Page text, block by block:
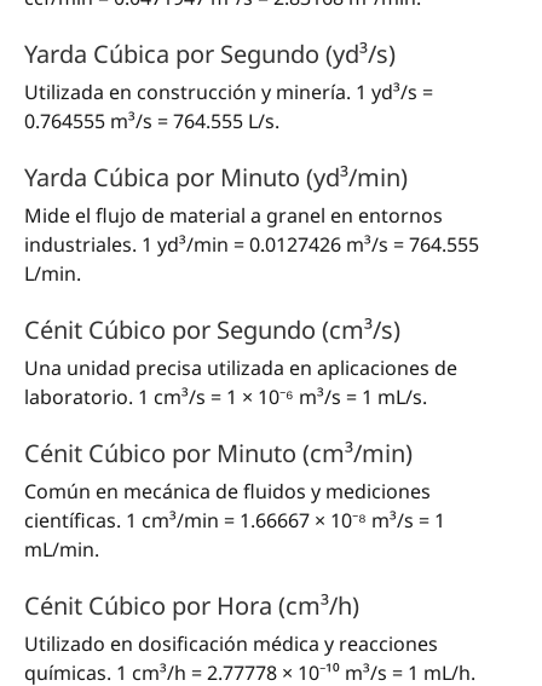
Yarda Cúbica por Segundo (yd³/s)
Utilizada en construcción y minería. 1 yd³/s =
0.764555 m³/s = 764.555 L/s.
Yarda Cúbica por Minuto (yd³/min)
Mide el flujo de material a granel en entornos
industriales. 1 yd³/min = 0.0127426 m³/s = 764.555
L/min.
Cénit Cúbico por Segundo (cm³/s)
Una unidad precisa utilizada en aplicaciones de
laboratorio. 1 cm³/s = 1 × 10⁻⁶ m³/s = 1 mL/s.
Cénit Cúbico por Minuto (cm³/min)
Común en mecánica de fluidos y mediciones
científicas. 1 cm³/min = 1.66667 × 10⁻⁸ m³/s = 1
mL/min.
Cénit Cúbico por Hora (cm³/h)
Utilizado en dosificación médica y reacciones
químicas. 1 cm³/h = 2.77778 × 10⁻¹⁰ m³/s = 1 mL/h.